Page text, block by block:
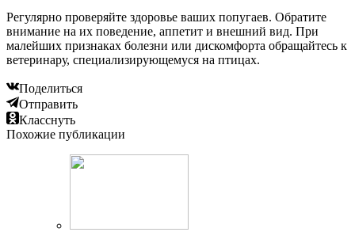
Регулярно проверяйте здоровье ваших попугаев. Обратите
внимание на их поведение, аппетит и внешний вид. При
малейших признаках болезни или дискомфорта обращайтесь к
ветеринару, специализирующемуся на птицах.
Поделиться
Отправить
Класснуть
Похожие публикации